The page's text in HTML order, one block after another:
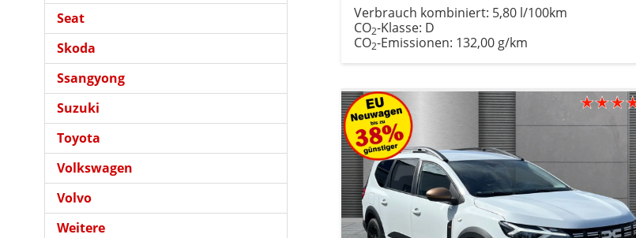
Verbrauch kombiniert: 5,80 l/100km
CO2-Klasse: D
CO2-Emissionen: 132,00 g/km
Seat
Skoda
Ssangyong
Suzuki
Toyota
Volkswagen
Volvo
Weitere